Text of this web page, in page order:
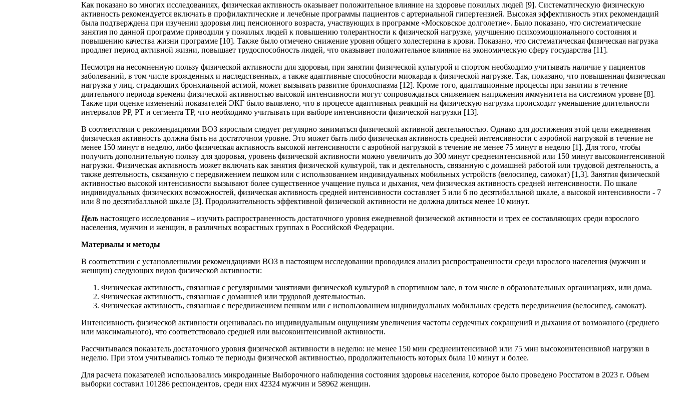
Как показано во многих исследованиях, физическая активность оказывает положительное влияние на здоровье пожилых людей [9]. Систематическую физическую
активность рекомендуется включать в профилактические и лечебные программы пациентов с артериальной гипертензией. Высокая эффективность этих рекомендаций
была подтверждена при изучении здоровья лиц пенсионного возраста, участвующих в программе «Московское долголетие». Было показано, что систематические
занятия по данной программе приводили у пожилых людей к повышению толерантности к физической нагрузке, улучшению психоэмоционального состояния и
повышению качества жизни программе [10]. Также было отмечено снижение уровня общего холестерина в крови. Показано, что систематическая физическая нагрузка
продляет период активной жизни, повышает трудоспособность людей, что оказывает положительное влияние на экономическую сферу государства [11].
Несмотря на несомненную пользу физической активности для здоровья, при занятии физической культурой и спортом необходимо учитывать наличие у пациентов
заболеваний, в том числе врожденных и наследственных, а также адаптивные способности миокарда к физической нагрузке. Так, показано, что повышенная физическая
нагрузка у лиц, страдающих бронхиальной астмой, может вызывать развитие бронхоспазма [12]. Кроме того, адаптационные процессы при занятии в течение
длительного периода времени физической активностью высокой интенсивности могут сопровождаться снижением напряжения иммунитета на системном уровне [8].
Также при оценке изменений показателей ЭКГ было выявлено, что в процессе адаптивных реакций на физическую нагрузка происходит уменьшение длительности
интервалов PP, PT и сегмента TP, что необходимо учитывать при выборе интенсивности физической нагрузки [13].
В соответствии с рекомендациями ВОЗ взрослым следует регулярно заниматься физической активной деятельностью. Однако для достижения этой цели ежедневная
физическая активность должна быть на достаточном уровне. Это может быть либо физическая активность средней интенсивности с аэробной нагрузкой в течение не
менее 150 минут в неделю, либо физическая активность высокой интенсивности с аэробной нагрузкой в течение не менее 75 минут в неделю [1]. Для того, чтобы
получить дополнительную пользу для здоровья, уровень физической активности можно увеличить до 300 минут среднеинтенсивной или 150 минут высокоинтенсивной
нагрузки. Физическая активность может включать как занятия физической культурой, так и деятельность, связанную с домашней работой или трудовой деятельность, а
также деятельность, связанную с передвижением пешком или с использованием индивидуальных мобильных устройств (велосипед, самокат) [1,3]. Занятия физической
активностью высокой интенсивности вызывают более существенное учащение пульса и дыхания, чем физическая активность средней интенсивности. По шкале
индивидуальных физических возможностей, физическая активность средней интенсивности составляет 5 или 6 по десятибалльной шкале, а высокой интенсивности - 7
или 8 по десятибалльной шкале [3]. Продолжительность эффективной физической активности не должна длиться менее 10 минут.
Цель настоящего исследования – изучить распространенность достаточного уровня ежедневной физической активности и трех ее составляющих среди взрослого
населения, мужчин и женщин, в различных возрастных группах в Российской Федерации.
Материалы и методы
В соответствии с установленными рекомендациями ВОЗ в настоящем исследовании проводился анализ распространенности среди взрослого населения (мужчин и
женщин) следующих видов физической активности:
Физическая активность, связанная с регулярными занятиями физической культурой в спортивном зале, в том числе в образовательных организациях, или дома.
Физическая активность, связанная с домашней или трудовой деятельностью.
Физическая активность, связанная с передвижением пешком или с использованием индивидуальных мобильных средств передвижения (велосипед, самокат).
Интенсивность физической активности оценивалась по индивидуальным ощущениям увеличения частоты сердечных сокращений и дыхания от возможного (среднего
или максимального), что соответствовало средней или высокоинтенсивной активности.
Рассчитывался показатель достаточного уровня физической активности в неделю: не менее 150 мин среднеинтенсивной или 75 мин высокоинтенсивной нагрузки в
неделю. При этом учитывались только те периоды физической активностью, продолжительность которых была 10 минут и более.
Для расчета показателей использовались микроданные Выборочного наблюдения состояния здоровья населения, которое было проведено Росстатом в 2023 г. Объем
выборки составил 101286 респондентов, среди них 42324 мужчин и 58962 женщин.